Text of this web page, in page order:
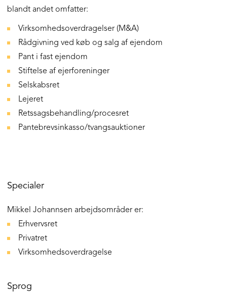
blandt andet omfatter:
Virksomhedsoverdragelser (M&A)
Rådgivning ved køb og salg af ejendom
Pant i fast ejendom
Stiftelse af ejerforeninger
Selskabsret
Lejeret
Retssagsbehandling/procesret
Pantebrevsinkasso/tvangsauktioner
Specialer
Mikkel Johannsen arbejdsområder er:
Erhvervsret
Privatret
Virksomhedsoverdragelse
Sprog